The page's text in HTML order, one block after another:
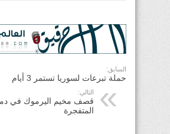
السابق:
حملة تبرعات لسوريا تستمر 3 أيام
التالي:
قصف مخيم اليرموك في
المتفجرة